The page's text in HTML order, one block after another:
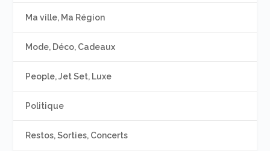
Ma ville, Ma Région
Mode, Déco, Cadeaux
People, Jet Set, Luxe
Politique
Restos, Sorties, Concerts